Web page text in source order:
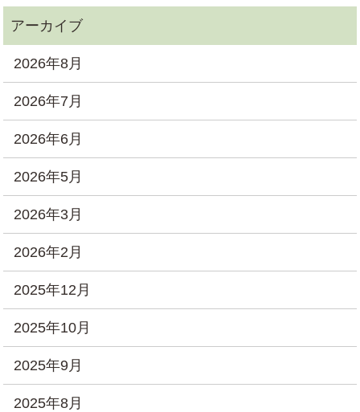
2026年8月
2026年7月
2026年6月
2026年5月
2026年3月
2026年2月
2025年12月
2025年10月
2025年9月
2025年8月